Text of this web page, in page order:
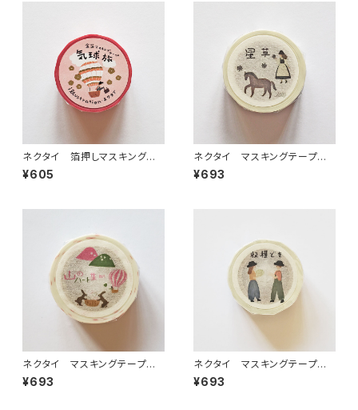
ネクタイ 箔押しマスキングテ
ープ 気球旅 ピンク
¥605
ネクタイ マスキングテープ
星草
¥693
ネクタイ マスキングテープ
山のハート集め
¥693
ネクタイ マスキングテープ
収穫どき
¥693